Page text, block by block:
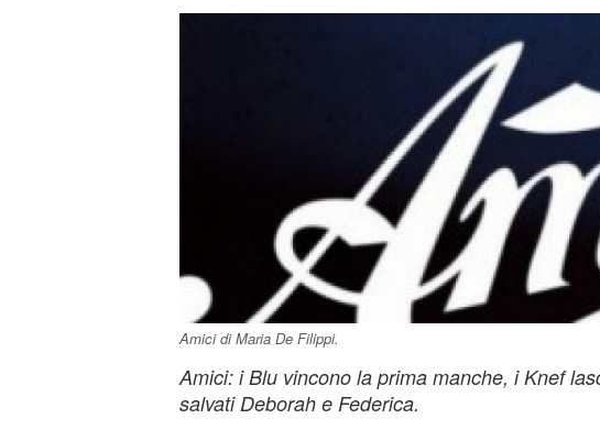
Amici di Maria De Filippi.
Amici: i Blu vincono la prima manche, i Knef
salvati Deborah e Federica.